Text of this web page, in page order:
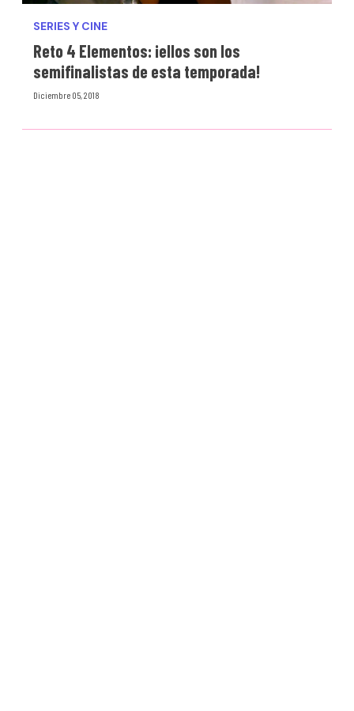
SERIES Y CINE
Reto 4 Elementos: ¡ellos son los
semifinalistas de esta temporada!
Diciembre 05, 2018